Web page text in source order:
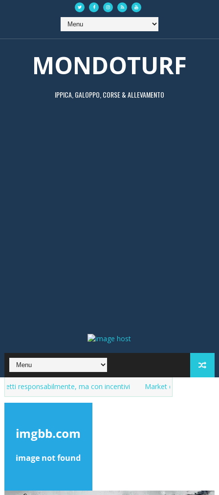
MONDOTURF
IPPICA, GALOPPO, CORSE & ALLEVAMENTO
ma con incentivi Market del purosangue, la lista